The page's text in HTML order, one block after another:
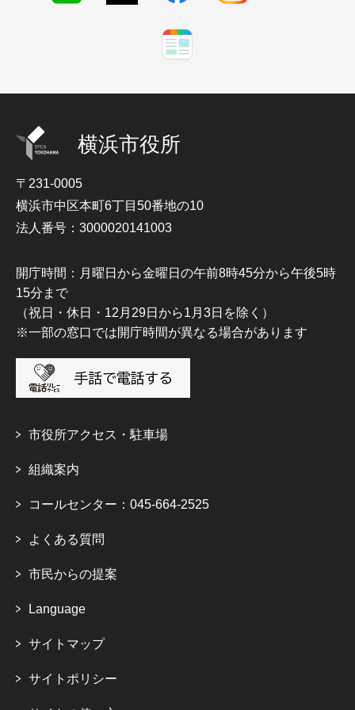
横浜市役所
〒231-0005
横浜市中区本町6丁目50番地の10
法人番号：3000020141003
開庁時間：月曜日から金曜日の午前8時45分から午後5時
15分まで
（祝日・休日・12月29日から1月3日を除く）
※一部の窓口では開庁時間が異なる場合があります
市役所アクセス・駐車場
組織案内
コールセンター：045-664-2525
よくある質問
市民からの提案
Language
サイトマップ
サイトポリシー